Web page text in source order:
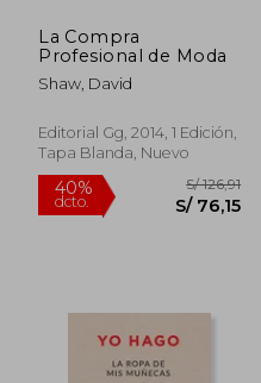
La Compra
Profesional de Moda
Shaw, David
Editorial Gg, 2014, 1 Edición,
Tapa Blanda, Nuevo